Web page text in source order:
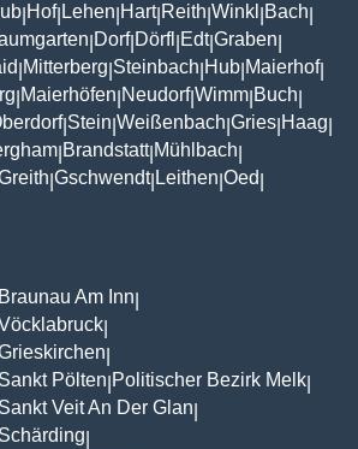
Hof| Lehen Hart| Reith Winkl Bach
Dorf| Dörfl Edt|Graben
Mitterberg Steinbach Hub Maierhof|
Maierhöfen Neudorf|Wimm Buch
| Stein Weißenbach Gries Haag
Brandstatt| Mühlbach
Gschwendt| Leithen Oed
Am Inn
Pölten Politischer Bezirk Melk
Veit An Der Glan